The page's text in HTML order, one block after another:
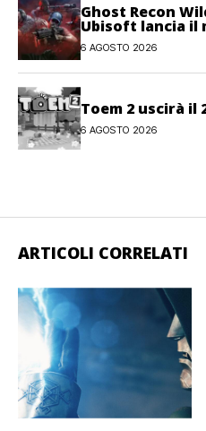
Ghost Recon
Ubisoft lancia il
gratuito Last
6 AGOSTO 2026
Toem 2 uscirà il
6 AGOSTO 2026
ARTICOLI CORRELATI